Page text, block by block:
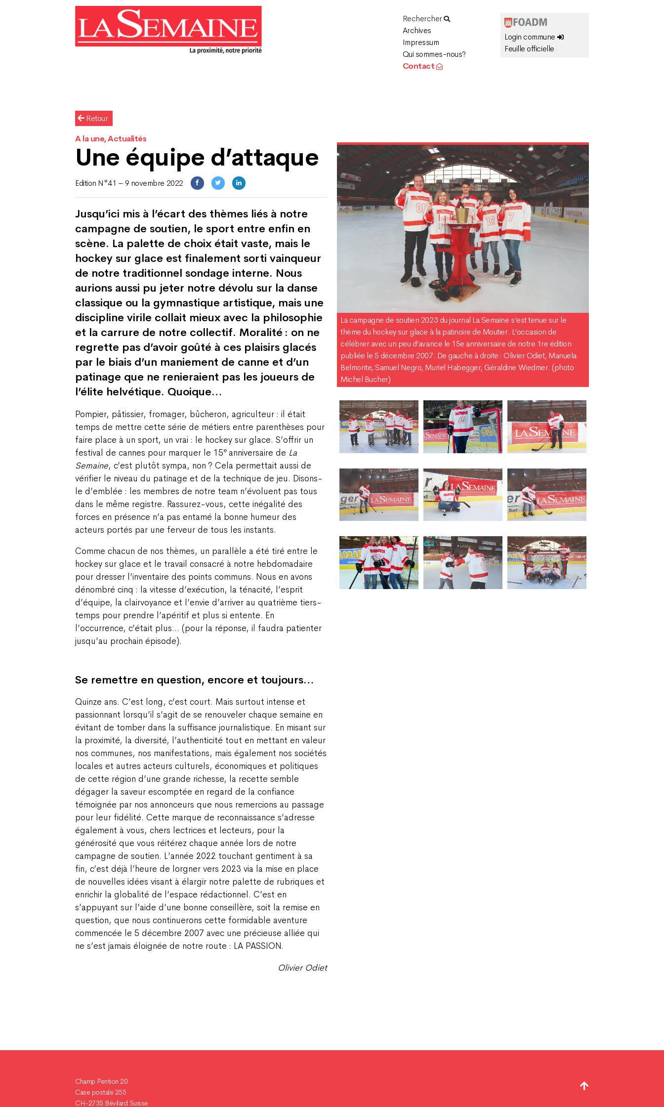
Rechercher
Archives
Impressum
Qui sommes-nous?
Contact
Login commune
Feuille officielle
Retour
A la une, Actualités
Une équipe d’attaque
Edition N°41 – 9 novembre 2022
Jusqu’ici mis à l’écart des thèmes liés à notre
campagne de soutien, le sport entre enfin en
scène. La palette de choix était vaste, mais le
hockey sur glace est finalement sorti vainqueur
de notre traditionnel sondage interne. Nous
aurions aussi pu jeter notre dévolu sur la danse
classique ou la gymnastique artistique, mais une
discipline virile collait mieux avec la philosophie
et la carrure de notre collectif. Moralité : on ne
regrette pas d’avoir goûté à ces plaisirs glacés
par le biais d’un maniement de canne et d’un
patinage que ne renieraient pas les joueurs de
l’élite helvétique. Quoique…
Pompier, pâtissier, fromager, bûcheron, agriculteur : il était
temps de mettre cette série de métiers entre parenthèses pour
faire place à un sport, un vrai : le hockey sur glace. S’offrir un
festival de cannes pour marquer le 15e anniversaire de La
Semaine, c’est plutôt sympa, non ? Cela permettait aussi de
vérifier le niveau du patinage et de la technique de jeu. Disons-
le d’emblée : les membres de notre team n’évoluent pas tous
dans le même registre. Rassurez-vous, cette inégalité des
forces en présence n’a pas entamé la bonne humeur des
acteurs portés par une ferveur de tous les instants.
Comme chacun de nos thèmes, un parallèle a été tiré entre le
hockey sur glace et le travail consacré à notre hebdomadaire
pour dresser l’inventaire des points communs. Nous en avons
dénombré cinq : la vitesse d’exécution, la ténacité, l’esprit
d’équipe, la clairvoyance et l’envie d’arriver au quatrième tiers-
temps pour prendre l’apéritif et plus si entente. En
l’occurrence, c’était plus… (pour la réponse, il faudra patienter
jusqu’au prochain épisode).
Se remettre en question, encore et toujours…
Quinze ans. C’est long, c’est court. Mais surtout intense et
passionnant lorsqu’il s’agit de se renouveler chaque semaine en
évitant de tomber dans la suffisance journalistique. En misant sur
la proximité, la diversité, l’authenticité tout en mettant en valeur
nos communes, nos manifestations, mais également nos sociétés
locales et autres acteurs culturels, économiques et politiques
de cette région d’une grande richesse, la recette semble
dégager la saveur escomptée en regard de la confiance
témoignée par nos annonceurs que nous remercions au passage
pour leur fidélité. Cette marque de reconnaissance s’adresse
également à vous, chers lectrices et lecteurs, pour la
générosité que vous réitérez chaque année lors de notre
campagne de soutien. L’année 2022 touchant gentiment à sa
fin, c’est déjà l’heure de lorgner vers 2023 via la mise en place
de nouvelles idées visant à élargir notre palette de rubriques et
enrichir la globalité de l’espace rédactionnel. C’est en
s’appuyant sur l’aide d’une bonne conseillère, soit la remise en
question, que nous continuerons cette formidable aventure
commencée le 5 décembre 2007 avec une précieuse alliée qui
ne s’est jamais éloignée de notre route : LA PASSION.
Olivier Odiet
La campagne de soutien 2023 du journal La Semaine s’est tenue sur le
thème du hockey sur glace à la patinoire de Moutier. L’occasion de
célébrer avec un peu d’avance le 15e anniversaire de notre 1re édition
publiée le 5 décembre 2007. De gauche à droite : Olivier Odiet, Manuela
Belmonte, Samuel Negro, Muriel Habegger, Géraldine Wiedmer. (photo
Michel Bucher)
Champ Pention 20
Case postale 255
CH-2735 Bévilard Suisse